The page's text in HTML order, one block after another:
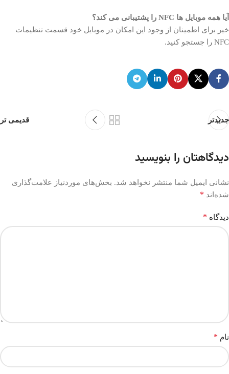
آیا همه موبایل ها NFC را پشتیبانی می کند؟
خیر برای اطمینان از وجود این امکان در موبایل خود قسمت تنظیمات
NFC را جستجو کنید.
جدیدتر قدیمی تر
دیدگاهتان را بنویسید
نشانی ایمیل شما منتشر نخواهد شد. بخش‌های موردنیاز علامت‌گذاری
شده‌اند *
دیدگاه *
نام *